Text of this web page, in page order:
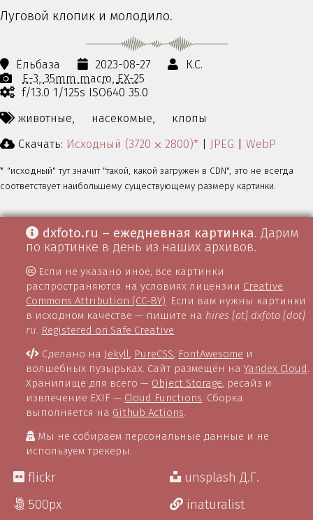
Луговой клопик и молодило.
Ёльбаза 2023-08-27
К.С.
E-3 35mm macro EX-25
f/13.0 1/125s ISO640 35.0
животные,
насекомые,
клопы
Скачать: Исходный (3720 ⨉ 2800)* | JPEG | WebP
* "исходный" тут значит "такой, какой загружен в CDN", это не всегда
соответствует наибольшему существующему размеру картинки.
dxfoto.ru – ежедневная картинка. Дарим
по картинке в день из наших архивов.
Если не указано иное, все картинки
распространяются на условиях лицензии Creative
Commons Attribution (CC-BY) . Если вам нужны картинки
в исходном качестве — пишите на hires [at] dxfoto [dot]
ru Registered on Safe Creative
Сделано на Jekyll, PureCSS, FontAwesome и
волшебных пузырьках. Сайт размещён наYandex Cloud
Хранилище для всего — Object Storage, ресайз и
извлечение EXIF — Cloud Functions . Сборка
выполняется на Github Actions
Мы не собираем персональные данные и не
используем трекеры.
flickr
500px
unsplash Д.Г.
inaturalist